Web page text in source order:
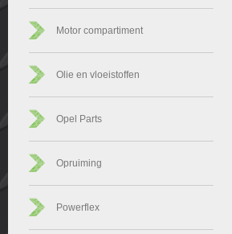
Motor compartiment
Olie en vloeistoffen
Opel Parts
Opruiming
Powerflex